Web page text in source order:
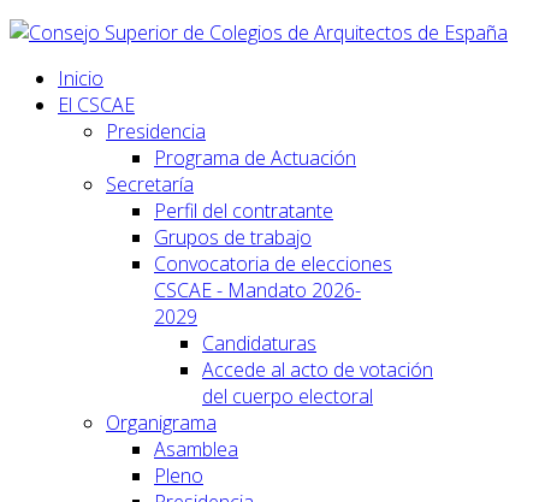
Inicio
El CSCAE
Presidencia
Programa de Actuación
Secretaría
Perfil del contratante
Grupos de trabajo
Convocatoria de elecciones
CSCAE - Mandato 2026-
2029
Candidaturas
Accede al acto de votación
del cuerpo electoral
Organigrama
Asamblea
Pleno